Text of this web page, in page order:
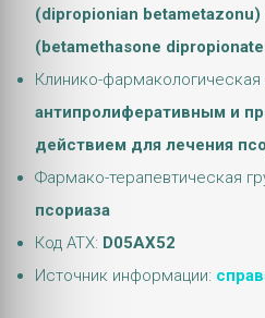
(dipropionian
(betamethasone
Клинико-фармакологическая
антипролиферативным и
действием для лечения
Фармако-терапевтическая
псориаза
Код АТХ: D05AX52
Источник информации: